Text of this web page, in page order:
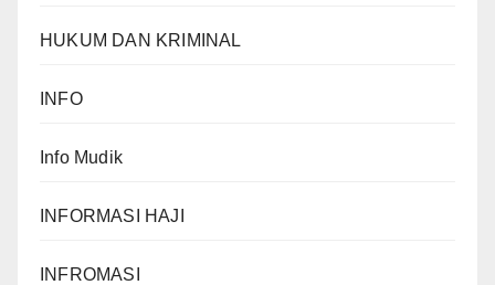
HUKUM DAN KRIMINAL
INFO
Info Mudik
INFORMASI HAJI
INFROMASI